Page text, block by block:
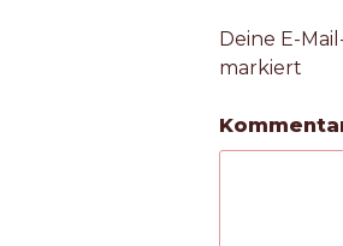
Deine E-
markiert